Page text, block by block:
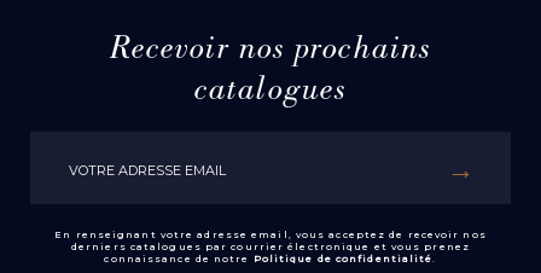
Recevoir nos prochains
catalogues
En renseignant votre adresse email, vous acceptez de recevoir nos
derniers catalogues par courrier électronique et vous prenez
connaissance de notre
Politique de confidentialité.